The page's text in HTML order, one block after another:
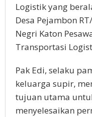
Logistik yang
Desa Pejambon
Negri Katon
Transportasi
Pak Edi, selaku
keluarga supir,
tujuan utama
menyelesaikan